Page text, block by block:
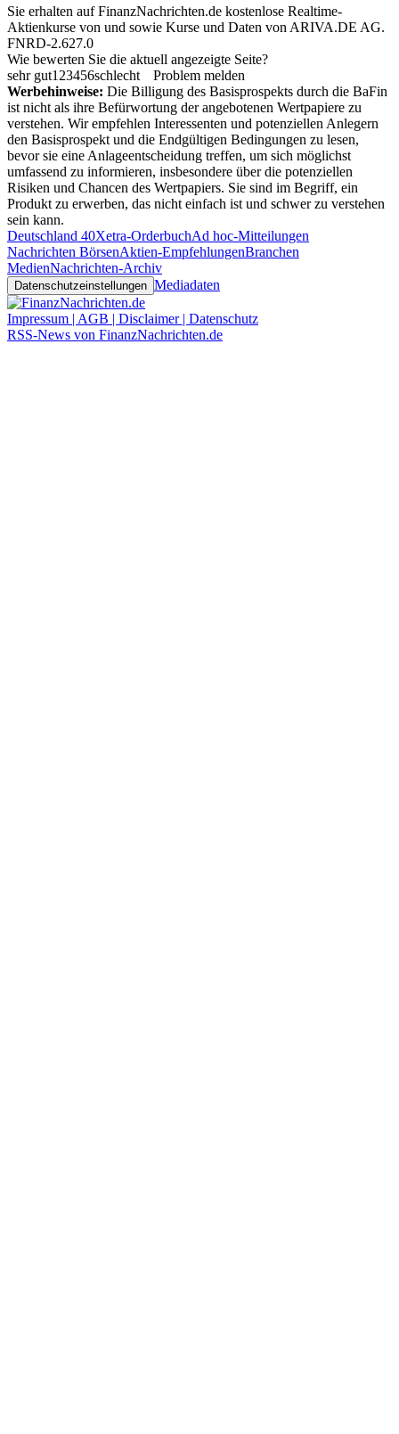
Sie erhalten auf FinanzNachrichten.de kostenlose Realtime-
Aktienkurse von und sowie Kurse und Daten von ARIVA.DE AG.
FNRD-2.627.0
Wie bewerten Sie die aktuell angezeigte Seite?
sehr gut1 23456schlecht
Problem melden
Werbehinweise: Die Billigung des Basisprospekts durch die BaFin
ist nicht als ihre Befürwortung der angebotenen Wertpapiere zu
verstehen. Wir empfehlen Interessenten und potenziellen Anlegern
den Basisprospekt und die Endgültigen Bedingungen zu lesen,
bevor sie eine Anlageentscheidung treffen, um sich möglichst
umfassend zu informieren, insbesondere über die potenziellen
Risiken und Chancen des Wertpapiers. Sie sind im Begriff, ein
Produkt zu erwerben, das nicht einfach ist und schwer zu verstehen
sein kann.
Deutschland 40Xetra-OrderbuchAd hoc-Mitteilungen
Nachrichten BörsenAktien-EmpfehlungenBranchen
MedienNachrichten-Archiv
Datenschutzeinstellungen Mediadaten
Impressum | AGB | Disclaimer | Datenschutz
RSS-News von FinanzNachrichten.de